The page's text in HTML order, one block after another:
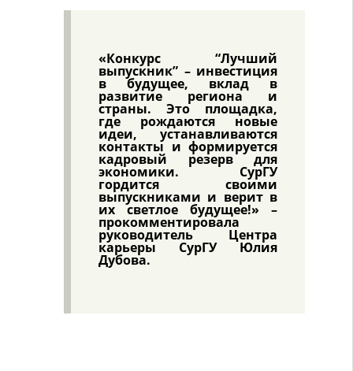
«Конкурс “Лучший
выпускник” – инвестиция
в будущее, вклад в
развитие региона и
страны. Это площадка,
где рождаются новые
идеи, устанавливаются
контакты и формируется
кадровый резерв для
экономики. СурГУ
гордится своими
выпускниками и верит в
их светлое будущее!» –
прокомментировала
руководитель Центра
карьеры СурГУЮлия
Дубова.